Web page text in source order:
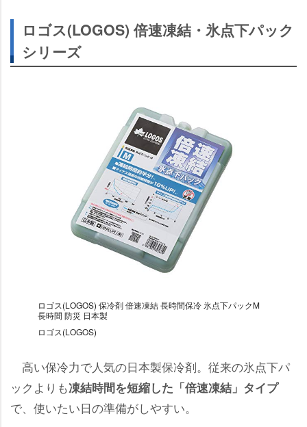
ロゴス(LOGOS) 倍速凍結・氷点下パック
シリーズ
ロゴス(LOGOS) 保冷剤 倍速凍結 長時間保冷 氷点下パックM
長時間 防災 日本製
ロゴス(LOGOS)
高い保冷力で人気の日本製保冷剤。従来の氷点下パ
ックよりも凍結時間を短縮した「倍速凍結」タイプ
で、使いたい日の準備がしやすい。